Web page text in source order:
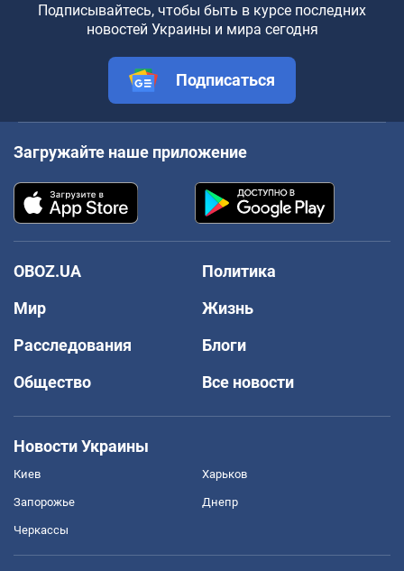
Подписывайтесь, чтобы быть в курсе последних
новостей Украины и мира сегодня
Подписаться
Загружайте наше приложение
OBOZ.UA
Политика
Мир
Жизнь
Расследования
Блоги
Общество
Все новости
Новости Украины
Киев Харьков
Запорожье Днепр
Черкассы